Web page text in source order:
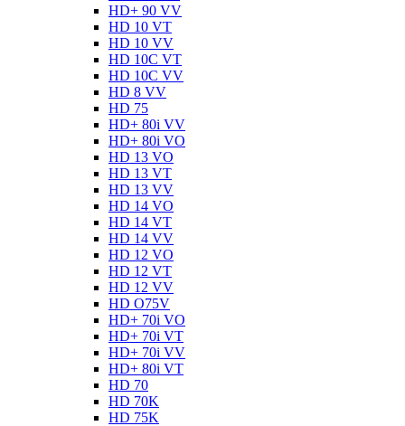
HD+ 90 VV
HD 10 VT
HD 10 VV
HD 10C VT
HD 10C VV
HD 8 VV
HD 75
HD+ 80i VV
HD+ 80i VO
HD 13 VO
HD 13 VT
HD 13 VV
HD 14 VO
HD 14 VT
HD 14 VV
HD 12 VO
HD 12 VT
HD 12 VV
HD O75V
HD+ 70i VO
HD+ 70i VT
HD+ 70i VV
HD+ 80i VT
HD 70
HD 70K
HD 75K